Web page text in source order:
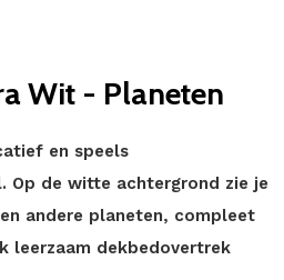
Wit - Planeten
en speels
Op de witte achtergrond zie je
andere planeten, compleet
leerzaam dekbedovertrek